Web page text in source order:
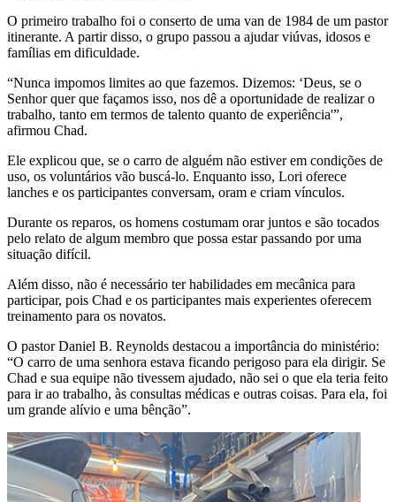
O primeiro trabalho foi o conserto de uma van de 1984 de um pastor
itinerante. A partir disso, o grupo passou a ajudar viúvas, idosos e
famílias em dificuldade.
“Nunca impomos limites ao que fazemos. Dizemos: ‘Deus, se o
Senhor quer que façamos isso, nos dê a oportunidade de realizar o
trabalho, tanto em termos de talento quanto de experiência'”,
afirmou Chad.
Ele explicou que, se o carro de alguém não estiver em condições de
uso, os voluntários vão buscá-lo. Enquanto isso, Lori oferece
lanches e os participantes conversam, oram e criam vínculos.
Durante os reparos, os homens costumam orar juntos e são tocados
pelo relato de algum membro que possa estar passando por uma
situação difícil.
Além disso, não é necessário ter habilidades em mecânica para
participar, pois Chad e os participantes mais experientes oferecem
treinamento para os novatos.
O pastor Daniel B. Reynolds destacou a importância do ministério:
“O carro de uma senhora estava ficando perigoso para ela dirigir. Se
Chad e sua equipe não tivessem ajudado, não sei o que ela teria feito
para ir ao trabalho, às consultas médicas e outras coisas. Para ela, foi
um grande alívio e uma bênção”.